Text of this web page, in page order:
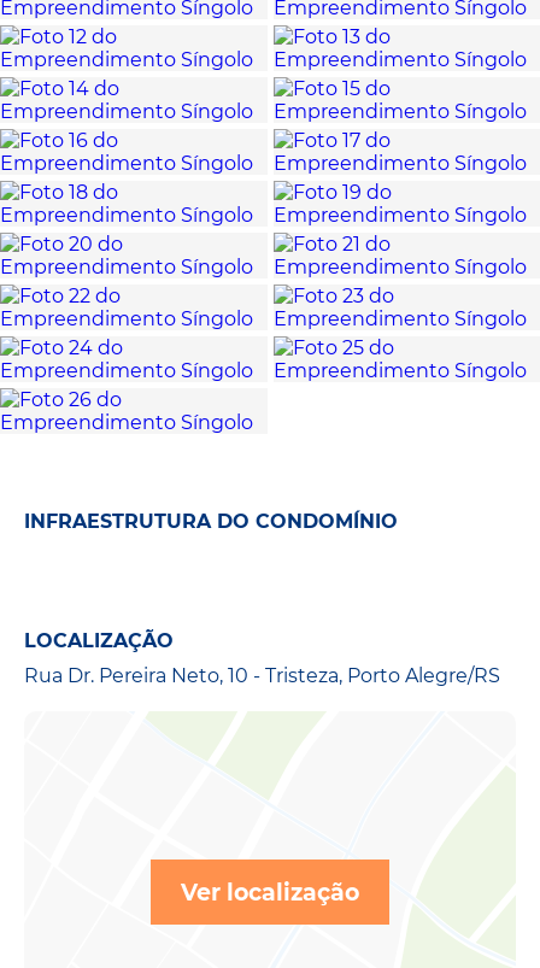
INFRAESTRUTURA DO CONDOMÍNIO
LOCALIZAÇÃO
Rua Dr. Pereira Neto, 10 - Tristeza, Porto Alegre/RS
Ver localização